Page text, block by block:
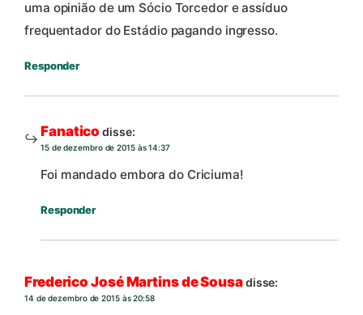
uma opinião de um Sócio Torcedor e assíduo
frequentador do Estádio pagando ingresso.
Responder
Fanatico disse:
15 de dezembro de 2015 às 14:37
Foi mandado embora do Criciuma!
Responder
Frederico José Martins de Sousadisse:
14 de dezembro de 2015 às 20:58